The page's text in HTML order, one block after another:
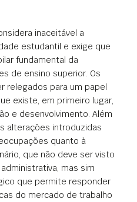
inaceitável a
estudantil e exige que
fundamental da
de ensino superior. Os
relegados para um papel
existe, em primeiro lugar,
e desenvolvimento. Além
alterações introduzidas
quanto à
que não deve ser visto
mas sim
que permite responder
do mercado de trabalho